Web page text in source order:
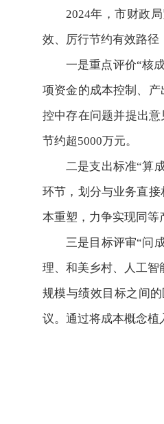
2024年，市财政
效、厉行节约有效路
一是重点评价“核
项资金的成本控制、
控中存在问题并提出
节约超5000万元。
二是支出标准“算
环节，划分与业务直
本重塑，力争实现同等
三是目标评审“问
理、和美乡村、人工
规模与绩效目标之间
议。通过将成本概念植